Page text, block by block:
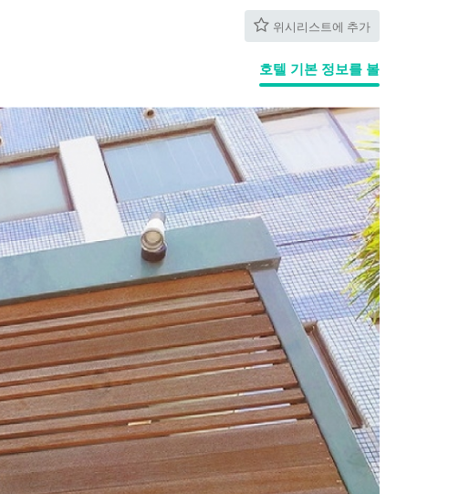
위시리스트에 추가
호텔 기본 정보를 볼